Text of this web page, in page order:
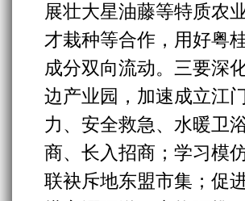
展壮大星油藤等特质农
才栽种等合作，用好粤
成分双向流动。三要深
边产业园，加速成立江
力、安全救急、水暖卫
商、长入招商；学习模
联袂斥地东盟市集；促